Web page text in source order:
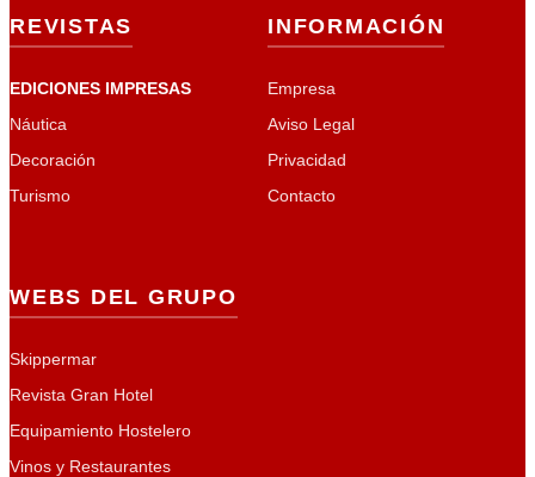
REVISTAS
EDICIONES IMPRESAS
Náutica
Decoración
Turismo
INFORMACIÓN
Empresa
Aviso Legal
Privacidad
Contacto
WEBS DEL GRUPO
Skippermar
Revista Gran Hotel
Equipamiento Hostelero
Vinos y Restaurantes